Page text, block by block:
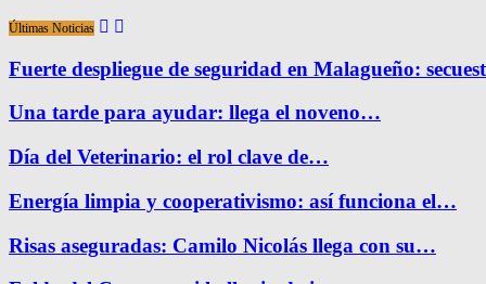
Últimas Noticias
Fuerte despliegue de seguridad en Malagueño:
Una tarde para ayudar: llega el noveno…
Día del Veterinario: el rol clave de…
Energía limpia y cooperativismo: así funciona el…
Risas aseguradas: Camilo Nicolás llega con su…